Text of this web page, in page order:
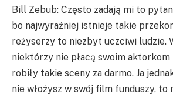
Bill Zebub: Często zadają mi to
bo najwyraźniej istnieje takie
reżyserzy to niezbyt uczciwi ludzie.
niektórzy nie płacą swoim aktorkom
robiły takie sceny za darmo. Ja
nie włożysz w swój film funduszy, to